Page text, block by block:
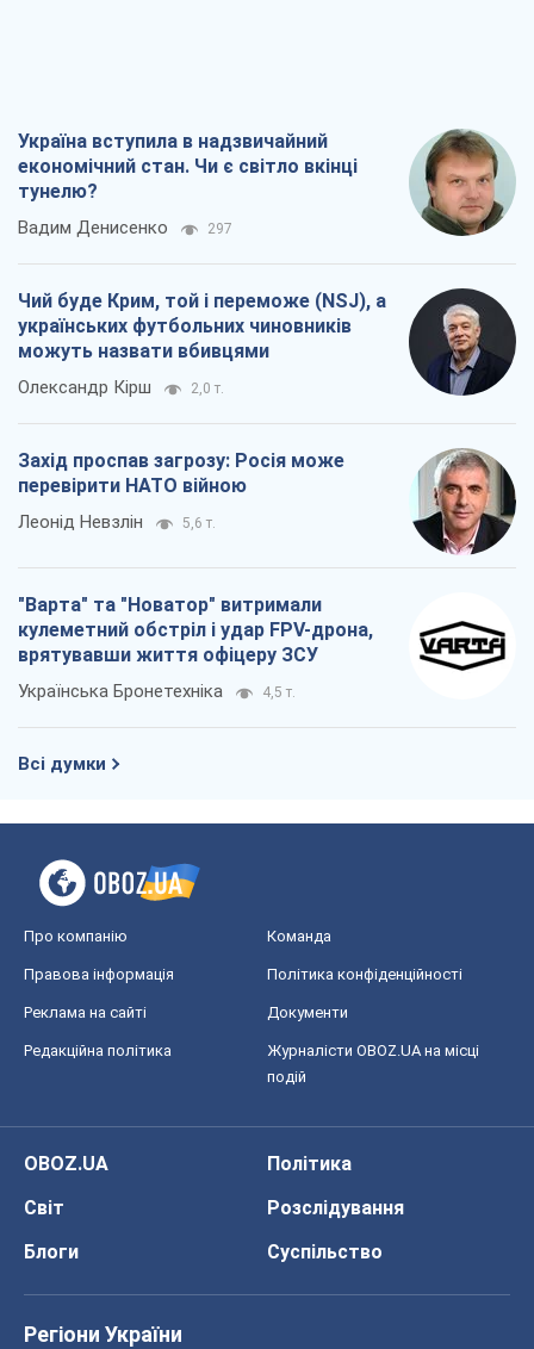
Україна вступила в надзвичайний
економічний стан. Чи є світло вкінці
тунелю?
Вадим Денисенко 297
Чий буде Крим, той і переможе (NSJ), а
українських футбольних чиновників
можуть назвати вбивцями
Олександр Кірш 2,0 т.
Захід проспав загрозу: Росія може
перевірити НАТО війною
Леонід Невзлін 5,6 т.
"Варта" та "Новатор" витримали
кулеметний обстріл і удар FPV-дрона,
врятувавши життя офіцеру ЗСУ
Українська Бронетехніка 4,5 т.
Всі думки
Про компанію Команда
Правова інформація Політика конфіденційності
Реклама на сайті Документи
Редакційна політика
Журналісти OBOZ.UA на місці
подій
OBOZ.UA
Політика
Світ
Розслідування
Блоги
Суспільство
Регіони України